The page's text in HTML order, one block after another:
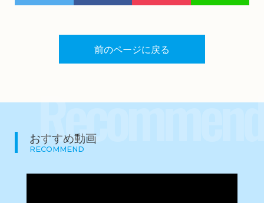
前のページに戻る
Recommend
おすすめ動画
RECOMMEND